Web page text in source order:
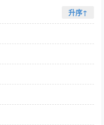
升序↑